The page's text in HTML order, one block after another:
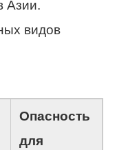
Азии.
видов
Опасность
для